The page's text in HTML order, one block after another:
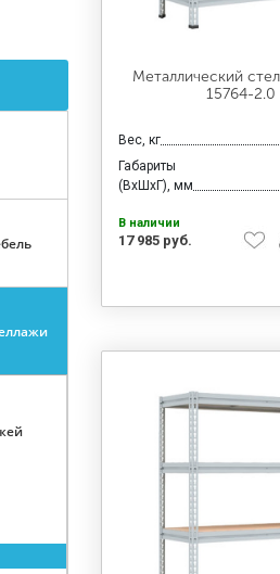
Металлический
15764-2.0
Вес, кг
Габариты
(ВхШхГ), мм
В наличии
17 985 руб.